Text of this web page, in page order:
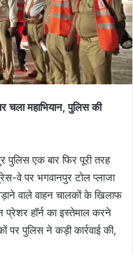
चला महाभियान, पुलिस की
एक बार फिर पूरी तरह
वे पर भगवानपुर टोल प्लाजा
वाले वाहन चालकों के खिलाफ
प्रेशर हॉर्न का इस्तेमाल करने
पुलिस ने कड़ी कार्रवाई की,